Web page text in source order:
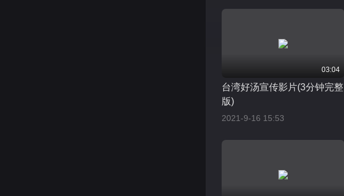
03:04
台湾好汤宣传影片(3分钟完整
版)
2021-9-16 15:53